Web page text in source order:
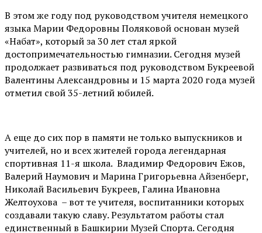
В этом же году под руководством учителя немецкого
языка Марии Федоровны Поляковой основан музей
«Набат», который за 30 лет стал яркой
достопримечательностью гимназии. Сегодня музей
продолжает развиваться под руководством Букреевой
Валентины Александровны и 15 марта 2020 года музей
отметил свой 35-летний юбилей.
А еще до сих пор в памяти не только выпускников и
учителей, но и всех жителей города легендарная
спортивная 11-я школа. Владимир Федорович Ежов,
Валерий Наумович и Марина Григорьевна Айзенберг,
Николай Васильевич Букреев, Галина Ивановна
Желтоухова – вот те учителя, воспитанники которых
создавали такую славу. Результатом работы стал
единственный в Башкирии Музей Спорта. Сегодня